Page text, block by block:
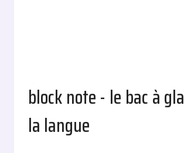
block note - le bac à
la langue